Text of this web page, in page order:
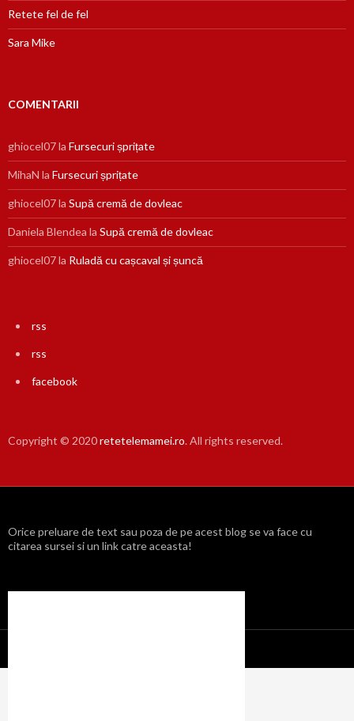
Retete fel de fel
Sara Mike
COMENTARII
ghiocel07la Fursecuri șprițate
MihaN la Fursecuri șprițate
ghiocel07la Supă cremă de dovleac
Daniela Blendea la Supă cremă de dovleac
ghiocel07la Ruladă cu cașcaval și șuncă
rss
rss
facebook
Copyright © 2020retetelemamei.ro. All rights reserved.
Orice preluare de text sau poza de pe acest blog se va face cu
citarea sursei si un link catre aceasta!